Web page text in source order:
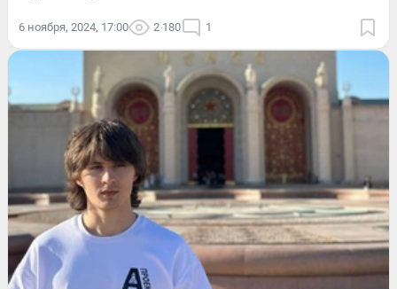
6 ноября, 2024, 17:00 2 180 1